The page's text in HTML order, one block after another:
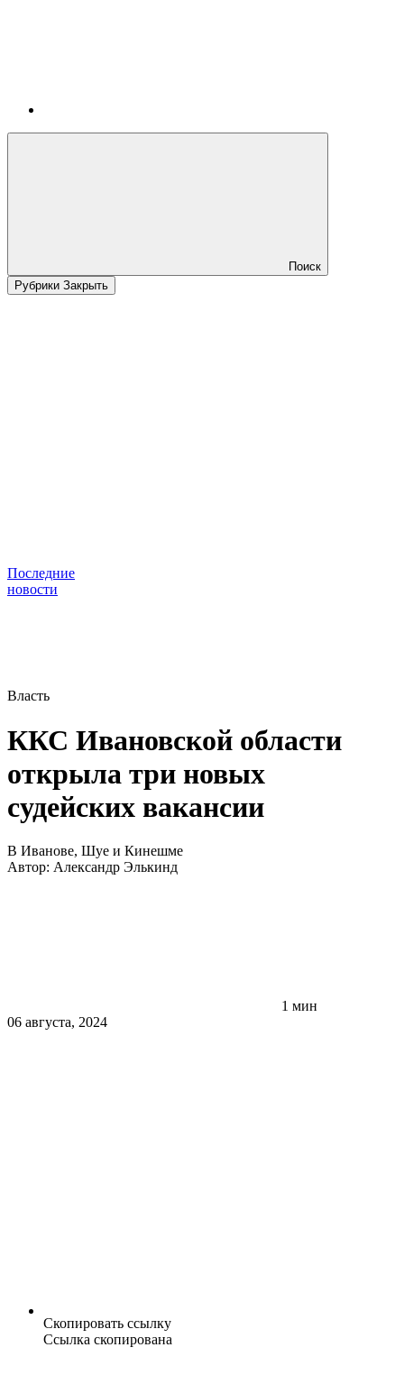
Поиск
Рубрики Закрыть
Последние
новости
Власть
ККС Ивановской области
открыла три новых
судейских вакансии
В Иванове, Шуе и Кинешме
Автор: Александр Элькинд
1 мин
06 августа, 2024
Скопировать ссылку
Ссылка скопирована